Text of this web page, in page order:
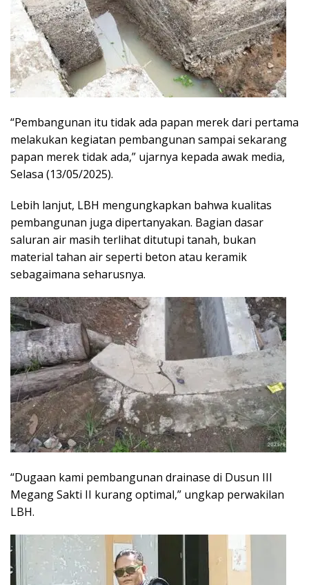
“Pembangunan itu tidak ada papan merek dari pertama
melakukan kegiatan pembangunan sampai sekarang
papan merek tidak ada,” ujarnya kepada awak media,
Selasa (13/05/2025).
Lebih lanjut, LBH mengungkapkan bahwa kualitas
pembangunan juga dipertanyakan. Bagian dasar
saluran air masih terlihat ditutupi tanah, bukan
material tahan air seperti beton atau keramik
sebagaimana seharusnya.
“Dugaan kami pembangunan drainase di Dusun III
Megang Sakti II kurang optimal,” ungkap perwakilan
LBH.